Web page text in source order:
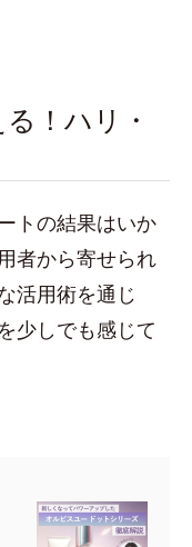
！ハリ・
トの結果はいか
者から寄せられ
活用術を通じ
少しでも感じて